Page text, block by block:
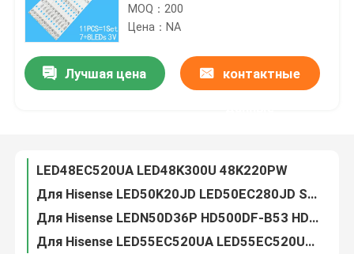
Продукты
Видео
Путешествие фабрики
Проверка качества
JP5030-A71DBAD
MOQ：200
Цена：NA
Лучшая цена контактные
LED48EC520UA LED48K300U 48K220PW
Для MS-L0892 ASP.D42-12S1P-2835-11A TX-T8842 световой полосы
Для Hisense JL.D65061330-003FS-M светодиодные световые ленты 65H6E
LG Innotek 32 дюймовый NDF UDULED0GS038 32PFL4509 F8 32W8S1P Rgb Led TV Backlight